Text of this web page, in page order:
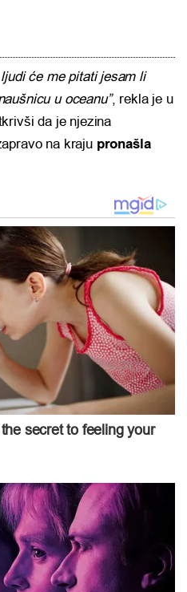
će me pitati jesam li
u oceanu”, rekla je u
da je njezina
na kraju pronašla